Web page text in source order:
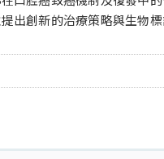
出創新的治療策略與生物